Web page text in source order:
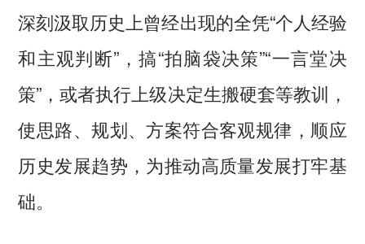
深刻汲取历史上曾经出现的全凭“个人经验
和主观判断”，搞“拍脑袋决策”“一言堂决
策”，或者执行上级决定生搬硬套等教训，
使思路、规划、方案符合客观规律，顺应
历史发展趋势，为推动高质量发展打牢基
础。